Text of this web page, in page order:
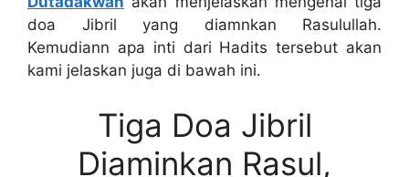
doa Jibril yang diamnkan Rasulullah.
Kemudiann apa inti dari Hadits tersebut akan
kami jelaskan juga di bawah ini.
Tiga Doa Jibril
Diaminkan Rasul,